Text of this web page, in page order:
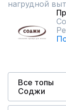
нагрудной
Все топы
Соджи